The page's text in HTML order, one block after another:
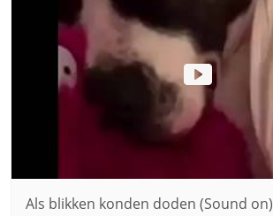
Als blikken konden doden (Sound on)